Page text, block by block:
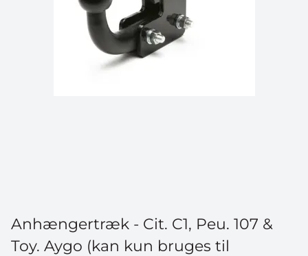
Anhængertræk - Cit. C1, Peu. 107 &
Toy. Aygo (kan kun bruges til